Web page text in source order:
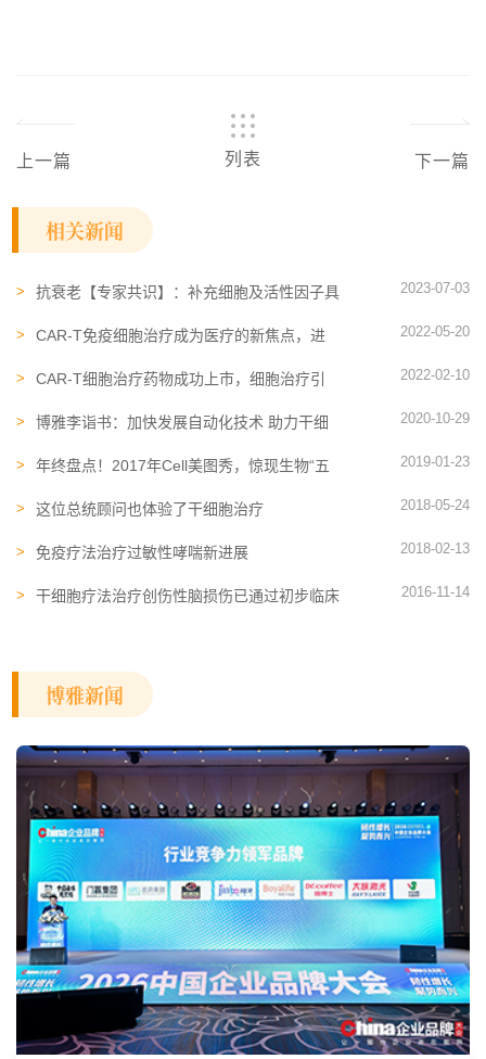
上一篇 列表 下一篇
相关新闻
抗衰老【专家共识】：补充细胞及活性因子具
2023-07-03
CAR-T免疫细胞​治疗成为医疗的新焦点，进
2022-05-20
CAR-T细胞治疗​药物成功上市，细胞治疗引
2022-02-10
博雅李诣书：加快发展自动化技术 助力干细
2020-10-29
年终盘点！2017年Cell美图秀，惊现生物“五
2019-01-23
这位总统顾问也体验了干细胞治疗 2018-05-24
免疫疗法治疗过敏性哮喘新进展 2018-02-13
干细胞疗法治疗创伤性脑损伤已通过初步临床
2016-11-14
博雅新闻